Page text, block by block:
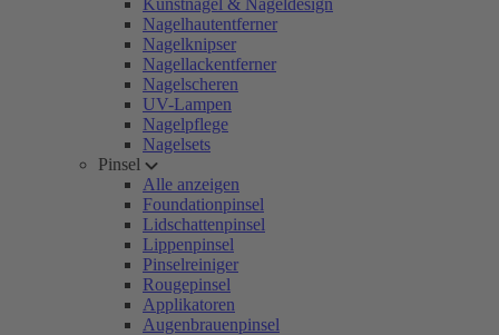
Kunstnägel & Nageldesign
Nagelhautentferner
Nagelknipser
Nagellackentferner
Nagelscheren
UV-Lampen
Nagelpflege
Nagelsets
Pinsel
Alle anzeigen
Foundationpinsel
Lidschattenpinsel
Lippenpinsel
Pinselreiniger
Rougepinsel
Applikatoren
Augenbrauenpinsel